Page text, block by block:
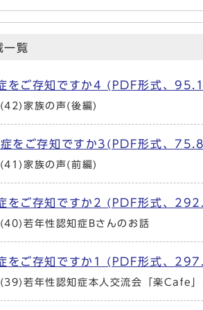
一覧
をご存知ですか4 (PDF形式、
家族の声(後編)
をご存知ですか3(PDF形式、
家族の声(前編)
をご存知ですか2 (PDF形式、
若年性認知症Bさんのお話
をご存知ですか1 (PDF形式、
若年性認知症本人交流会「楽Cafe」